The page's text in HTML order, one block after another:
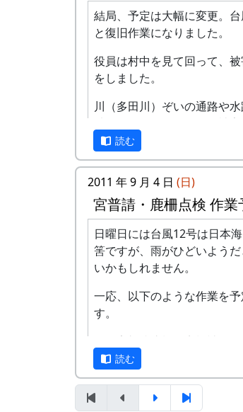
穴を補修する (2013-09-01
雨 (2013-09-01 09:24:57)
結局、予定は大幅に変更。
と復旧作業になりました。
役員は村中を見て回って、
をしました。
川（多田川）ぞいの通路や
畔（けいはん）、道路の被害
た。また、山沿いでも、石垣
が何カ所かありました。全
い。さいわいにして、家屋の
害は無し。
役員以外のメンバーは、先
りの「棚田の里ふれあい作
流入していたので、それの
した。
他所にくらべると、被害は小
って良い。
作業は午前中で終了。
なお、勤め先の復旧作業で参
た人が二人。
読む
2011 年 9 月 4 日 (日)
宮普請・鹿柵点検 作業
日曜日には台風12号は日本
筈ですが、雨がひどいよう
いかもしれません。
一応、以下のような作業を予
す。
害獣防止柵の点検補修
蕎麦の種の蒔き直し
除草
害獣防止柵（鹿柵）の点検補
読む